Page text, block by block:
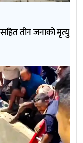
तीन जनाको मृत्यु